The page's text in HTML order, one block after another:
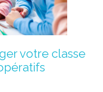
votre classe